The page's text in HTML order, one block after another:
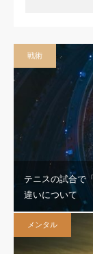
戦術
テニスの試合で
違いについて
メンタル